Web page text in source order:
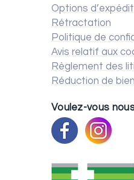
Options
Rétractation
Politique de
Avis relatif aux
Règlement des
Réduction de
Voulez-vous